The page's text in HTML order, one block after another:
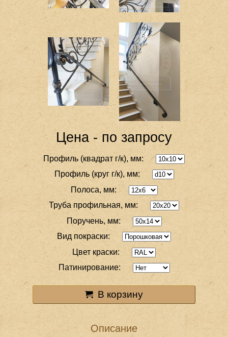
Цена - по запросу
Профиль (квадрат г/к), мм:
Профиль (круг г/к), мм:
Полоса, мм:
Труба профильная, мм:
Поручень, мм:
Вид покраски:
Цвет краски:
Патинирование:
В корзину
Описание